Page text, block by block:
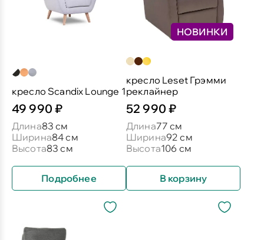
кресло Scandix Lounge 1
49 990 ₽
Длина83 см
Ширина84 см
Высота83 см
Подробнее
НОВИНКИ
кресло Leset Грэмми
реклайнер
52 990 ₽
Длина77 см
Ширина92 см
Высота106 см
В корзину